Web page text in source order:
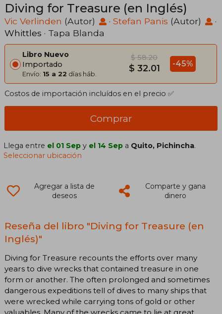
Diving for Treasure (en Inglés)
Vic Verlinden (Autor) · Stefan Panis (Autor)
·
Whittles · Tapa Blanda
Libro Nuevo
Importado
Envío: 15 a 22 días háb.
$ 58.20
$ 32.01 -45%
Costos de importación incluídos en el precio ✅
Comprar
Llega entre el 01 Sep y el 14 Sep a Quito, Pichincha.
Seleccionar ubicación
Agregar a lista de
deseos
Comparte y gana
dinero
Reseña del libro "Diving for Treasure (en
Inglés)"
Diving for Treasure recounts the efforts over many
years to dive wrecks that contained treasure in one
form or another. The often prolonged and sometimes
dangerous expeditions tell of dives to many ships that
were wrecked while carrying tons of gold or other